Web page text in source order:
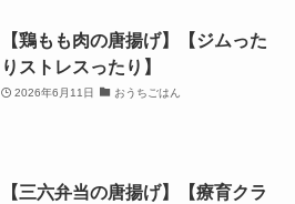
【鶏もも肉の唐揚げ】【ジムった
りストレスったり】
2026年6月11日 おうちごはん
【三六弁当の唐揚げ】【療育クラ